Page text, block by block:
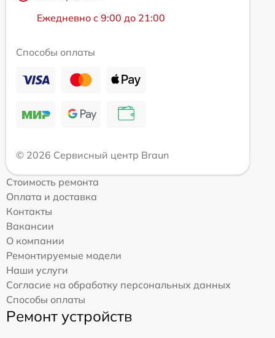
Ежедневно с 9:00 до 21:00
Способы оплаты
© 2026 Сервисный центр Braun
Стоимость ремонта
Оплата и доставка
Контакты
Вакансии
О компании
Ремонтируемые модели
Наши услуги
Согласие на обработку персональных данных
Способы оплаты
Ремонт устройств